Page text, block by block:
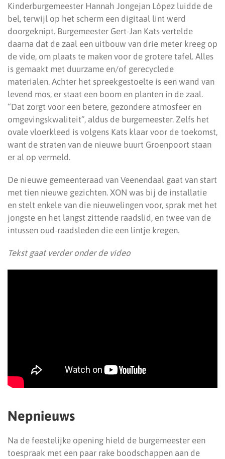
Kinderburgemeester Hannah Jongejan López luidde de
bel, terwijl op het scherm een digitaal lint werd
doorgeknipt. Burgemeester Gert-Jan Kats vertelde
daarna dat de zaal een uitbouw van drie meter kreeg op
de vide, om plaats te maken voor de grotere tafel. Alles
is gemaakt met duurzame en/of gerecyclede
materialen. Achter het spreekgestoelte is een wand van
levend mos, er staat een boom en planten in de zaal.
“Dat zorgt voor een betere, gezondere atmosfeer en
omgevingskwaliteit”, aldus de burgemeester. Zelfs het
ovale vloerkleed is volgens Kats klaar voor de toekomst,
want de straten van de nieuwe buurt Groenpoort staan
er al op vermeld.
De nieuwe gemeenteraad van Veenendaal gaat van start
met tien nieuwe gezichten. XON was bij de installatie
en stelt enkele van die nieuwelingen voor, sprak met het
jongste en het langst zittende raadslid, en twee van de
intussen oud-raadsleden die een lintje kregen.
Tekst gaat verder onder de video
Nepnieuws
Na de feestelijke opening hield de burgemeester een
toespraak met een paar rake boodschappen aan de